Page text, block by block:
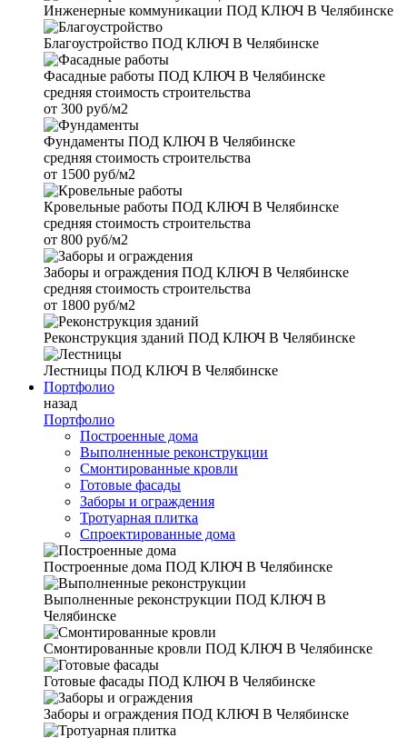
Инженерные коммуникации ПОД КЛЮЧ В Челябинске
Благоустройство ПОД КЛЮЧ В Челябинске
Фасадные работы ПОД КЛЮЧ В Челябинске
средняя стоимость строительства
от 300 руб/м2
Фундаменты ПОД КЛЮЧ В Челябинске
средняя стоимость строительства
от 1500 руб/м2
Кровельные работы ПОД КЛЮЧ В Челябинске
средняя стоимость строительства
от 800 руб/м2
Заборы и ограждения ПОД КЛЮЧ В Челябинске
средняя стоимость строительства
от 1800 руб/м2
Реконструкция зданий ПОД КЛЮЧ В Челябинске
Лестницы ПОД КЛЮЧ В Челябинске
Портфолио
назад
Портфолио
Построенные дома
Выполненные реконструкции
Смонтированные кровли
Готовые фасады
Заборы и ограждения
Тротуарная плитка
Спроектированные дома
Построенные дома ПОД КЛЮЧ В Челябинске
Выполненные реконструкции ПОД КЛЮЧ В
Челябинске
Смонтированные кровли ПОД КЛЮЧ В Челябинске
Готовые фасады ПОД КЛЮЧ В Челябинске
Заборы и ограждения ПОД КЛЮЧ В Челябинске